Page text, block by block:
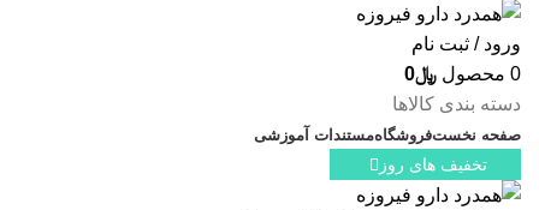
ورود / ثبت نام
0 محصول ﷼0
دسته بندی کالاها
صفحه نخستفروشگاهمستندات آموزشی
تخفیف های روز